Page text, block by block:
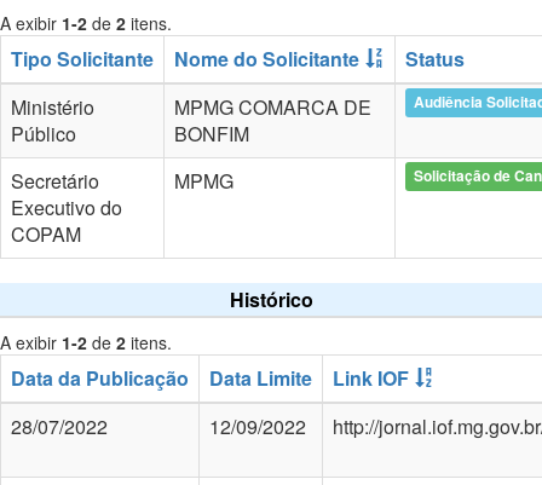
A exibir 1-2 de 2 itens.
Tipo Solicitante Nome do Solicitante
Status
Ministério
Público
MPMG COMARCA DE
BONFIM
Audiência
Secretário
Executivo do
COPAM
MPMG Solicitação de
Histórico
A exibir 1-2 de 2 itens.
Data da Publicação Data Limite
Link IOF
28/07/2022
12/09/2022 http://